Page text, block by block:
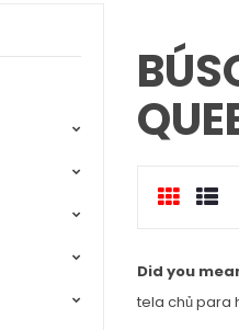
Ver
Did you
tela chủ para